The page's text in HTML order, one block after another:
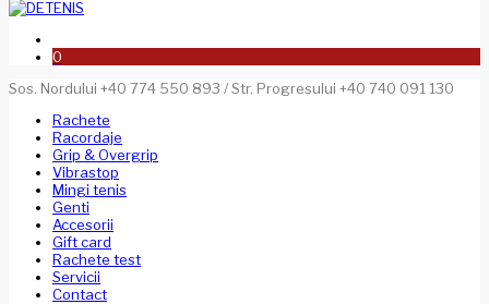
0
Sos. Nordului +40 774 550 893 / Str. Progresului +40 740 091 130
Rachete
Racordaje
Grip & Overgrip
Vibrastop
Mingi tenis
Genti
Accesorii
Gift card
Rachete test
Servicii
Contact